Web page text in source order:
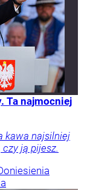
Ta najmocniej
kawa najsilniej
ją pijesz.